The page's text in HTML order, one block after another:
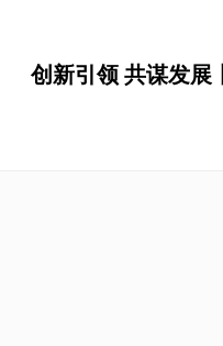
创新引领 共谋发展